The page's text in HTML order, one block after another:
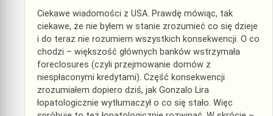
Ciekawe wiadomości z USA. Prawdę mówiąc, tak
ciekawe, że nie byłem w stanie zrozumieć co się dzieje
i do teraz nie rozumiem wszystkich konsekwencji. O co
chodzi – większość głównych banków wstrzymała
foreclosures (czyli przejmowanie domów z
niespłaconymi kredytami). Część konsekwencji
zrozumiałem dopiero dziś, jak Gonzalo Lira
łopatologicznie wytłumaczył o co się stało. Więc